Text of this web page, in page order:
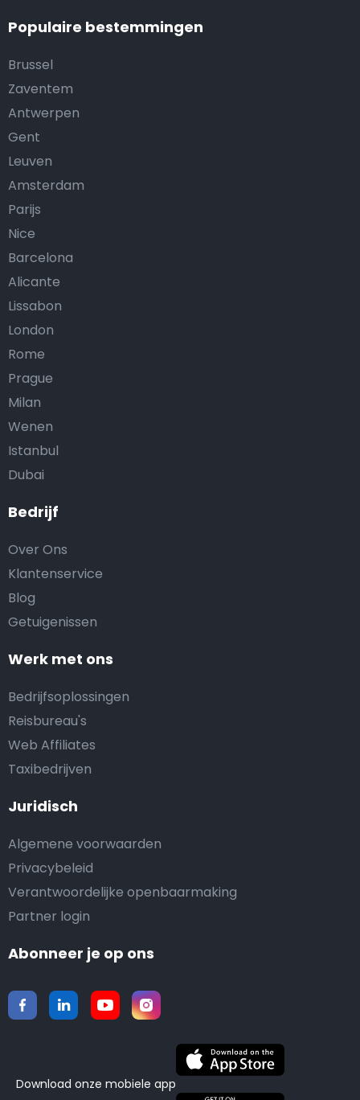
Bedrijf
Over Ons
Klantenservice
Blog
Getuigenissen
Werk met ons
Bedrijfsoplossingen
Reisbureau's
Web Affiliates
Taxibedrijven
Juridisch
Algemene voorwaarden
Privacybeleid
Verantwoordelijke openbaarmaking
Partner login
Populaire bestemmingen
Brussel
Zaventem
Antwerpen
Gent
Leuven
Amsterdam
Parijs
Nice
Barcelona
Alicante
Lissabon
London
Rome
Prague
Milan
Wenen
Istanbul
Dubai
Abonneer je op ons
Download onze mobiele app